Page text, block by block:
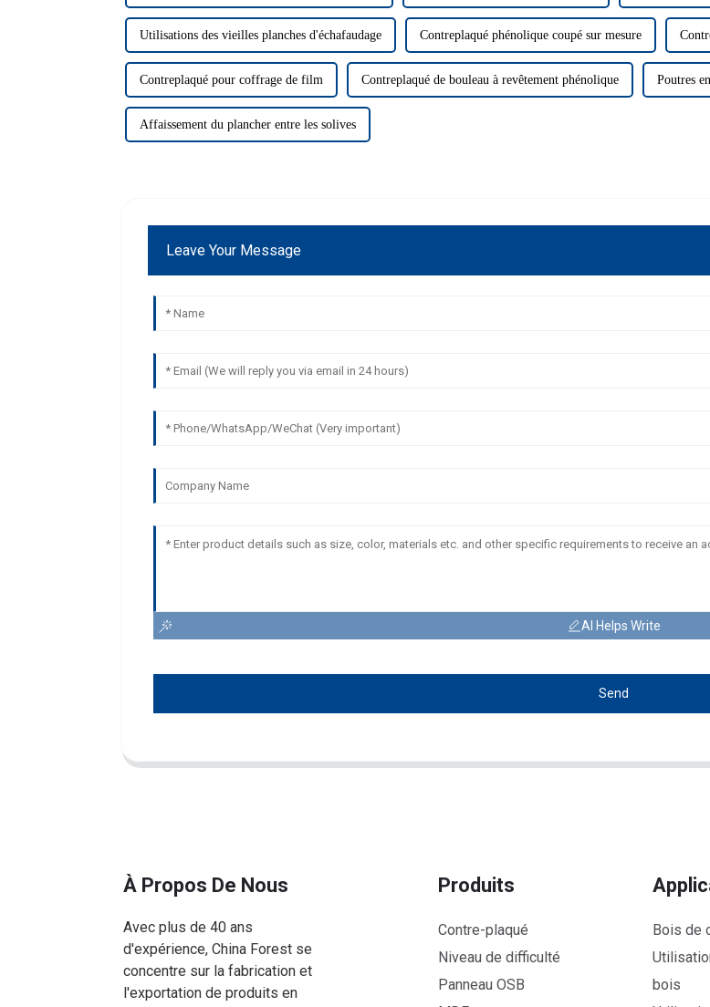
Utilisations des vieilles planches d'échafaudage Contreplaqué phénolique coupé sur mesure
Contreplaqué pour coffrage de film Contreplaqué de bouleau à revêtement phénolique Poutres
Affaissement du plancher entre les solives
Leave Your Message
AI Helps Write
Send
À Propos De Nous
Avec plus de 40 ans
d'expérience, China Forest se
concentre sur la fabrication et
l'exportation de produits en
Produits
Contre-plaqué
Niveau de difficulté
Panneau OSB
Bois de
bois